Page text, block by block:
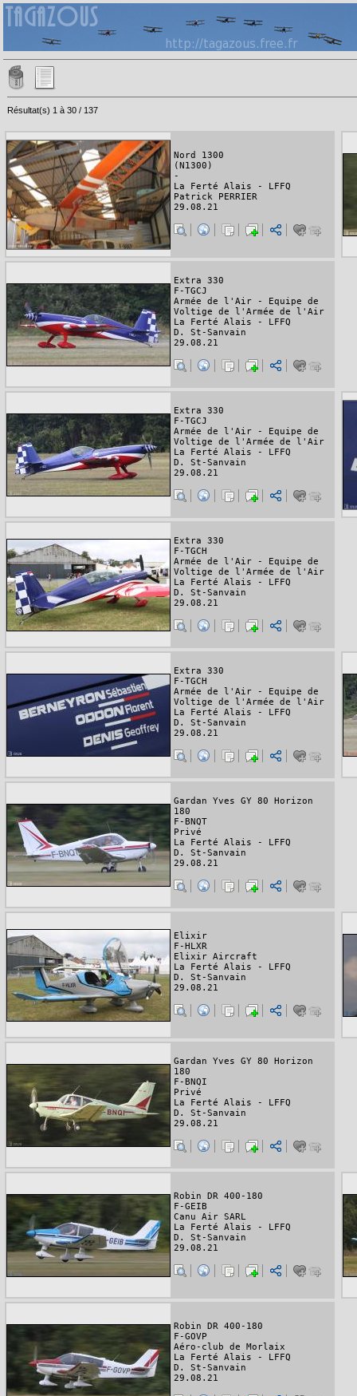
Résultat(s) 1 à 30 / 137
Nord 1300
(N1300)
-
La Ferté Alais - LFFQ
Patrick PERRIER
29.08.21
Extra 330
F-TGCJ
Armée de l'Air - Equipe de
Voltige de l'Armée de l'Air
La Ferté Alais - LFFQ
D. St-Sanvain
29.08.21
Extra 330
F-TGCJ
Armée de l'Air - Equipe de
Voltige de l'Armée de l'Air
La Ferté Alais - LFFQ
D. St-Sanvain
29.08.21
Extra 330
F-TGCH
Armée de l'Air - Equipe de
Voltige de l'Armée de l'Air
La Ferté Alais - LFFQ
D. St-Sanvain
29.08.21
Extra 330
F-TGCH
Armée de l'Air - Equipe de
Voltige de l'Armée de l'Air
La Ferté Alais - LFFQ
D. St-Sanvain
29.08.21
Gardan Yves GY 80 Horizon
180
F-BNQT
Privé
La Ferté Alais - LFFQ
D. St-Sanvain
29.08.21
Elixir
F-HLXR
Elixir Aircraft
La Ferté Alais - LFFQ
D. St-Sanvain
29.08.21
Gardan Yves GY 80 Horizon
180
F-BNQI
Privé
La Ferté Alais - LFFQ
D. St-Sanvain
29.08.21
Robin DR 400-180
F-GEIB
Canu Air SARL
La Ferté Alais - LFFQ
D. St-Sanvain
29.08.21
Robin DR 400-180
F-GOVP
Aéro-club de Morlaix
La Ferté Alais - LFFQ
D. St-Sanvain
29.08.21